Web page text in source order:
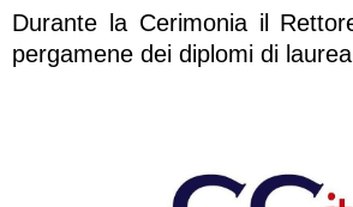
Durante la Cerimonia il
pergamene dei diplomi di